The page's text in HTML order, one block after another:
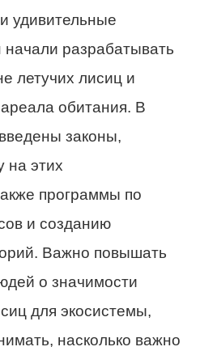
удивительные
начали разрабатывать
летучих лисиц и
обитания. В
законы,
на этих
программы по
и созданию
Важно повышать
о значимости
для экосистемы,
насколько важно